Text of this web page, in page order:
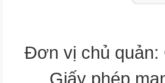
Đơn vị chủ quản:
Giấy phép